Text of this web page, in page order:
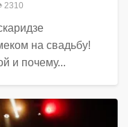
2310
на свадьбу!
и почему...